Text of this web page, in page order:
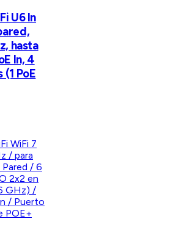
U6 In
hasta
In, 4
PoE